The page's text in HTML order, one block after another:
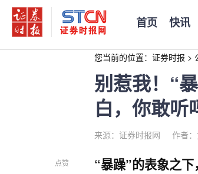
首页 快讯
您当前的位置： 证券时报 >
别惹我！“
白，你敢听
来源：证券时报网 作者
点赞 “暴躁”的表象之